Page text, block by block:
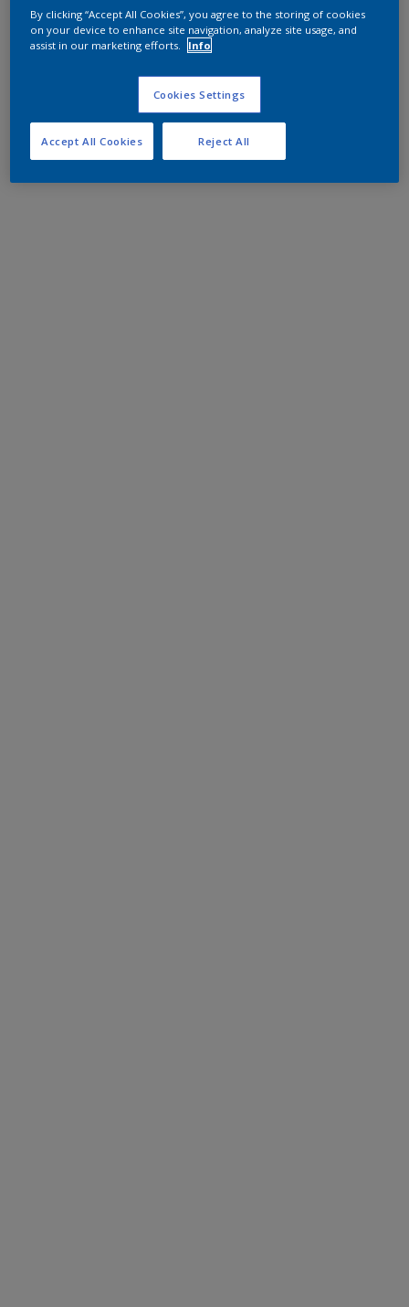
By clicking “Accept All Cookies”, you agree to the storing of cookies
on your device to enhance site navigation, analyze site usage, and
assist in our marketing efforts.
Info
Cookies Settings
Reject All
Accept All Cookies